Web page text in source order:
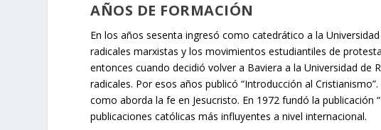
AÑOS DE FORMACIÓN
En los años sesenta ingresó como catedrático a la
radicales marxistas y los movimientos estudiantiles de
entonces cuando decidió volver a Baviera a la Universidad
radicales. Por esos años publicó “Introducción al
como aborda la fe en Jesucristo. En 1972 fundó la publicación
publicaciones católicas más influyentes a nivel internacional.